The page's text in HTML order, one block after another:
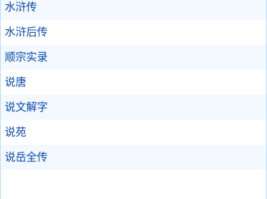
水浒传
水浒后传
顺宗实录
说唐
说文解字
说苑
说岳全传